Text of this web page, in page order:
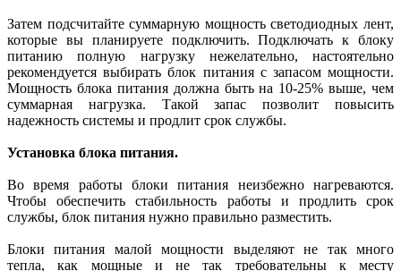
Затем подсчитайте суммарную мощность светодиодных лент,
которые вы планируете подключить. Подключать к блоку
питанию полную нагрузку нежелательно, настоятельно
рекомендуется выбирать блок питания с запасом мощности.
Мощность блока питания должна быть на 10-25% выше, чем
суммарная нагрузка. Такой запас позволит повысить
надежность системы и продлит срок службы.
Установка блока питания.
Во время работы блоки питания неизбежно нагреваются.
Чтобы обеспечить стабильность работы и продлить срок
службы, блок питания нужно правильно разместить.
Блоки питания малой мощности выделяют не так много
тепла, как мощные и не так требовательны к месту